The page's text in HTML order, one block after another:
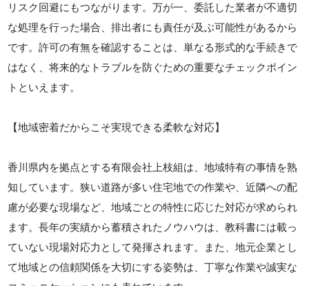
リスク回避にもつながります。万が一、委託した業者が不適切
な処理を行った場合、排出者にも責任が及ぶ可能性があるから
です。許可の有無を確認することは、単なる形式的な手続きで
はなく、将来的なトラブルを防ぐための重要なチェックポイン
トといえます。
【地域密着だからこそ実現できる柔軟な対応】
香川県内を拠点とする有限会社上枝組は、地域特有の事情を熟
知しています。狭い道路が多い住宅地での作業や、近隣への配
慮が必要な現場など、地域ごとの特性に応じた対応が求められ
ます。長年の実績から蓄積されたノウハウは、教科書には載っ
ていない現場対応力として発揮されます。また、地元企業とし
て地域との信頼関係を大切にする姿勢は、丁寧な作業や誠実な